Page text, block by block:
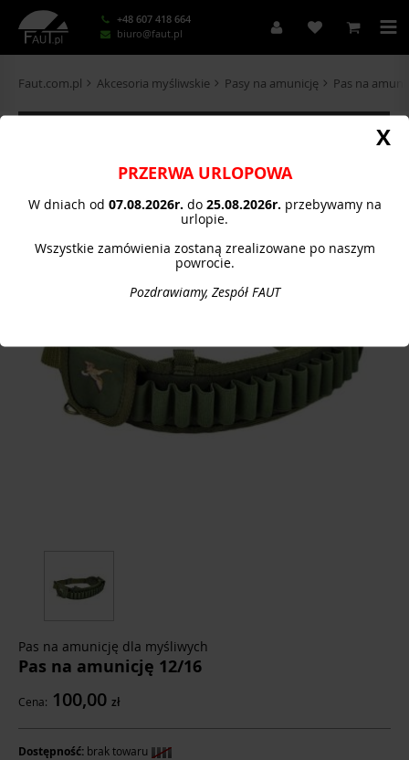
+48 607 418 664
biuro@faut.pl
Faut.com.pl Akcesoria myśliwskie Pasy na amunicję Pas na
Pas na amunicję dla myśliwych
Pas na amunicję 12/16
Cena: 100,00 zł
Dostępność: brak towaru
PRZERWA URLOPOWA
W dniach od 07.08.2026r. do 25.08.2026r. przebywamy na
urlopie.
Wszystkie zamówienia zostaną zrealizowane po naszym
powrocie.
Pozdrawiamy, Zespół FAUT
X